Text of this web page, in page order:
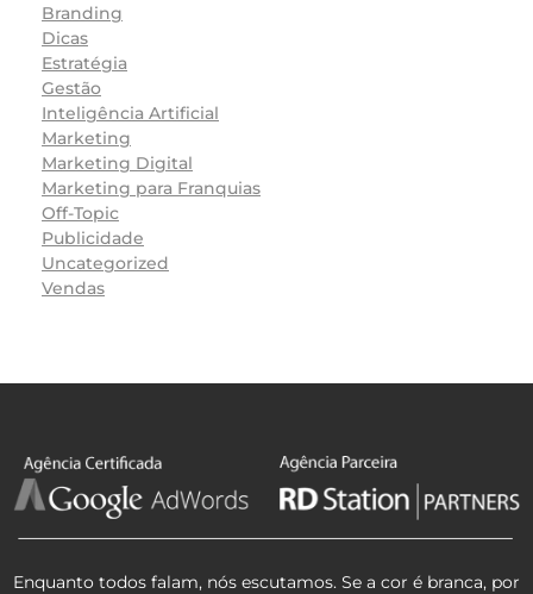
Branding
Dicas
Estratégia
Gestão
Inteligência Artificial
Marketing
Marketing Digital
Marketing para Franquias
Off-Topic
Publicidade
Uncategorized
Vendas
Enquanto todos falam, nós escutamos. Se a cor é branca, por